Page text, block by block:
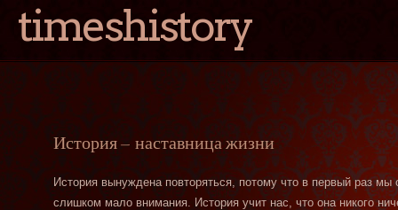
timeshistory
История — наставница жизни
История вынуждена повторяться, потому что в первый раз
слишком мало внимания. История учит нас, что она никого